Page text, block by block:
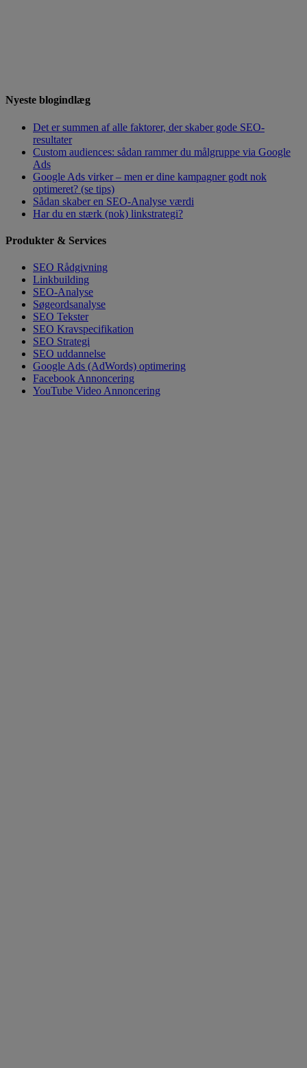
Nyeste blogindlæg
Det er summen af alle faktorer, der skaber gode SEO-
resultater
Custom audiences: sådan rammer du målgruppe via Google
Ads
Google Ads virker – men er dine kampagner godt nok
optimeret? (se tips)
Sådan skaber en SEO-Analyse værdi
Har du en stærk (nok) linkstrategi?
Produkter & Services
SEO Rådgivning
Linkbuilding
SEO-Analyse
Søgeordsanalyse
SEO Tekster
SEO Kravspecifikation
SEO Strategi
SEO uddannelse
Google Ads (AdWords) optimering
Facebook Annoncering
YouTube Video Annoncering